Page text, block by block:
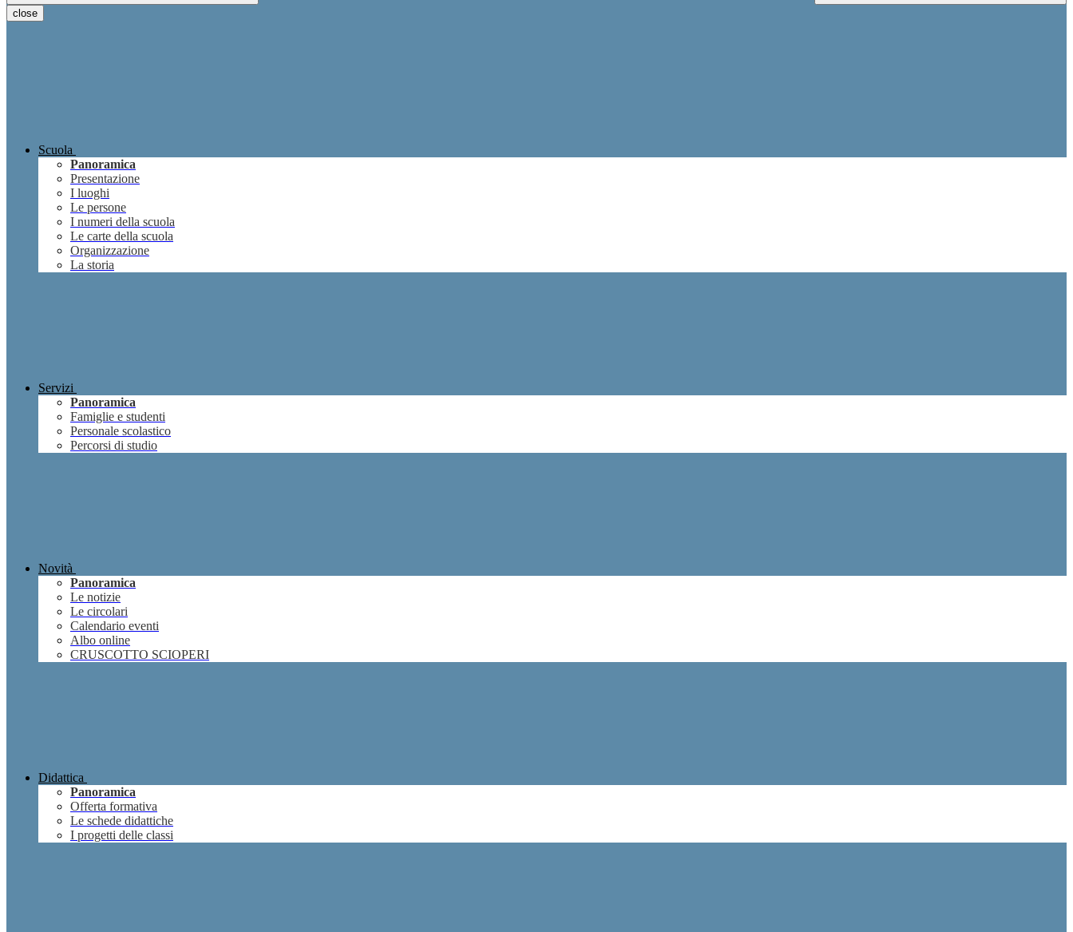
close
Scuola
Panoramica
Presentazione
I luoghi
Le persone
I numeri della scuola
Le carte della scuola
Organizzazione
La storia
Servizi
Panoramica
Famiglie e studenti
Personale scolastico
Percorsi di studio
Novità
Panoramica
Le notizie
Le circolari
Calendario eventi
Albo online
CRUSCOTTO SCIOPERI
Didattica
Panoramica
Offerta formativa
Le schede didattiche
I progetti delle classi